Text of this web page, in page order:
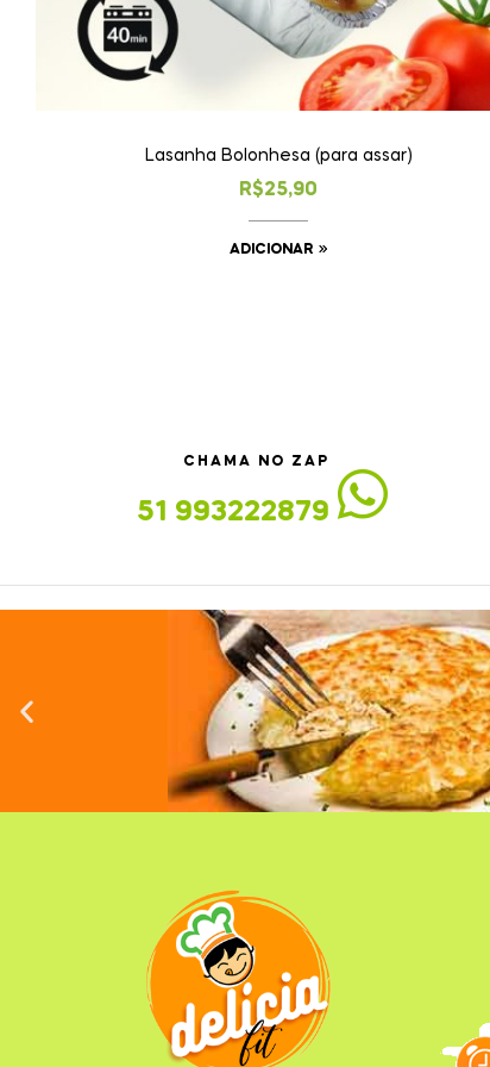
Lasanha Bolonhesa (para assar)
R$25,90
ADICIONAR
CHAMA NO ZAP
51 993222879